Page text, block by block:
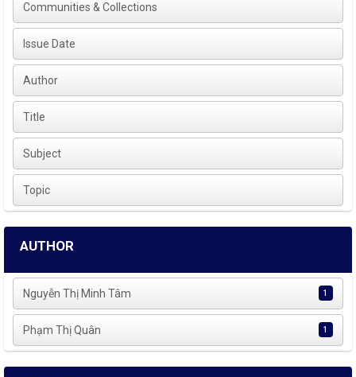
Communities & Collections
Issue Date
Author
Title
Subject
Topic
AUTHOR
Nguyễn Thị Minh Tâm 1
Phạm Thị Quân 1